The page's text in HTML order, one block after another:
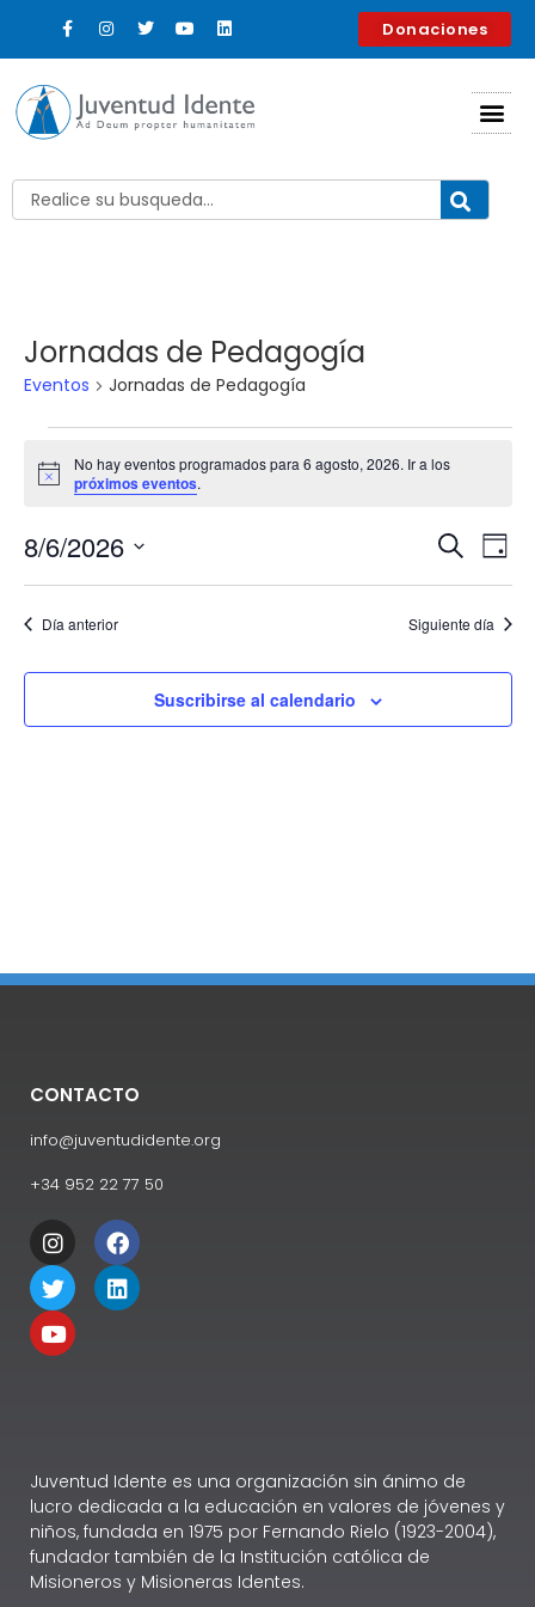
Donaciones
Jornadas de Pedagogía
Eventos Jornadas de Pedagogía
Aviso
No hay eventos programados para 6 agosto, 2026. Ir a los
próximos eventos.
de
y
Buscar
de
de
Día
8/6/2026
la
fecha.
Día anterior Siguiente día
Suscribirse al calendario
CONTACTO
info@juventudidente.org
+34 952 22 77 50
Juventud Idente es una organización sin ánimo de
lucro dedicada a la educación en valores de jóvenes y
niños, fundada en 1975 por Fernando Rielo (1923-2004),
fundador también de la Institución católica de
Misioneros y Misioneras Identes.